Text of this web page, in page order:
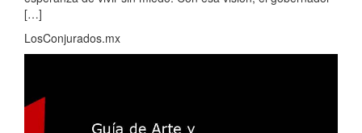
[…]
LosConjurados.mx